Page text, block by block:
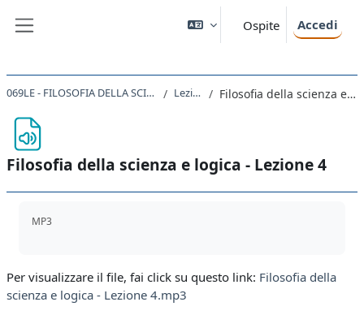
Ospite Accedi
069LE - FILOSOFIA DELLA SCIENZA E LOGICA 2019 Lezioni 1-5 Filosofia della scienza e logica - Lezione 4
Filosofia della scienza e logica - Lezione 4
MP3
Per visualizzare il file, fai click su questo link: Filosofia della
scienza e logica - Lezione 4.mp3